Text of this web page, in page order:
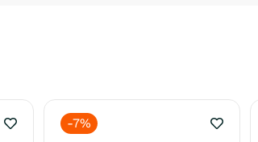
-7%